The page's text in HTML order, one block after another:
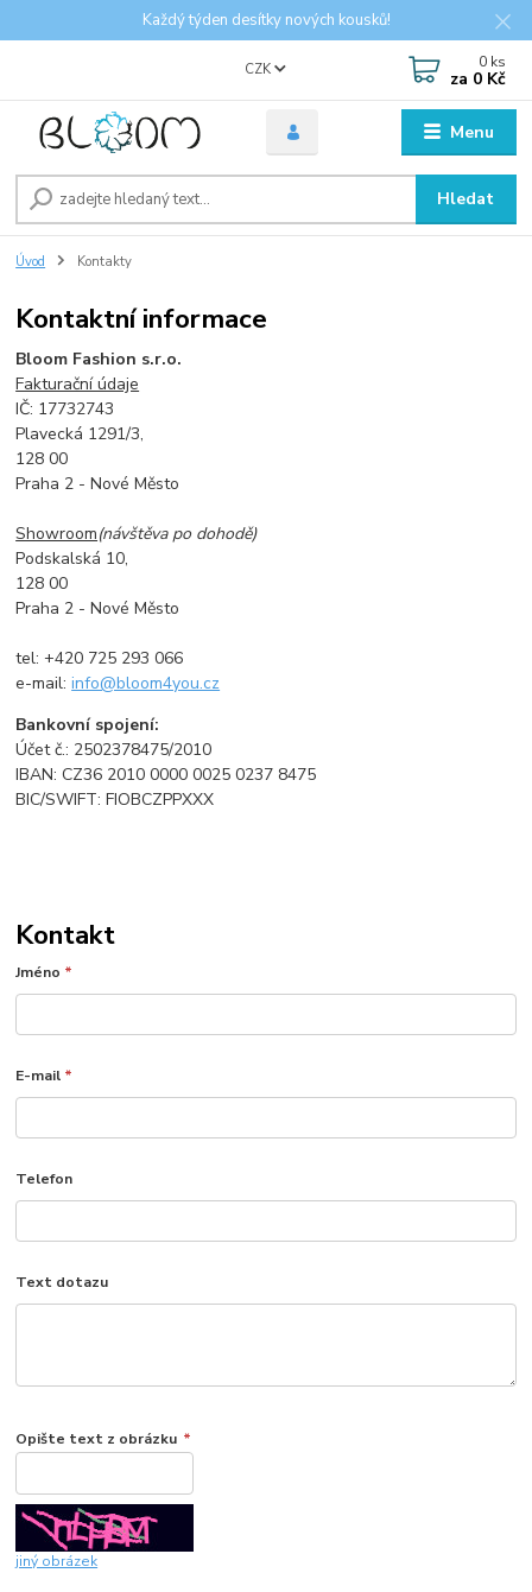
Každý týden desítky nových kousků!
Menu
CZK
Hledat
0 ks
za 0 Kč
Úvod Kontakty
Kontaktní informace
Bloom Fashion s.r.o.
Fakturační údaje
IČ: 17732743
Plavecká 1291/3,
128 00
Praha 2 - Nové Město
Showroom(návštěva po dohodě)
Podskalská 10,
128 00
Praha 2 - Nové Město
tel: +420 725 293 066
e-mail:info@bloom4you.cz
Bankovní spojení:
Účet č.: 2502378475/2010
IBAN: CZ36 2010 0000 0025 0237 8475
BIC/SWIFT: FIOBCZPPXXX
Kontakt
Jméno *
E-mail *
Telefon
Text dotazu
Opište text z obrázku *
jiný obrázek